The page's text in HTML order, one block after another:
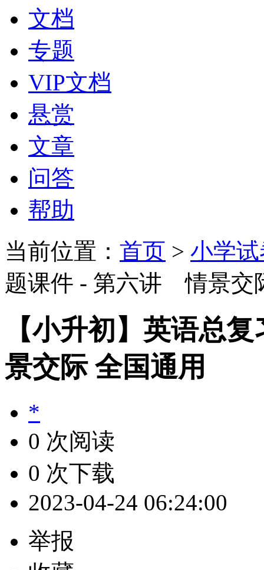
文档
专题
VIP文档
悬赏
文章
问答
帮助
当前位置： 首页 > 小学
题课件 - 第六讲 情景交
【小升初】英语总
景交际 全国通用
*
0 次阅读
0 次下载
2023-04-24 06:24:00
举报